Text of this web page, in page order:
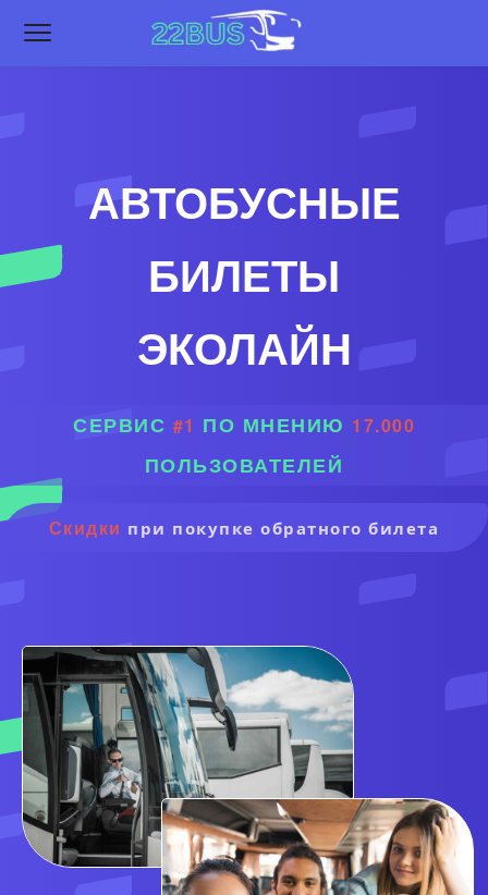
АВТОБУСНЫЕ
БИЛЕТЫ
ЭКОЛАЙН
СЕРВИС #1 ПО МНЕНИЮ 17.000
ПОЛЬЗОВАТЕЛЕЙ
Скидки при покупке обратного билета